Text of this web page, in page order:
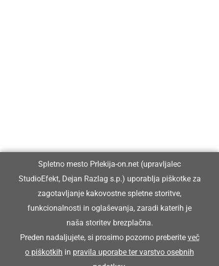
Glavni in odgovorni urednik:
Dejan Razlag
info@prlekija-on.net
Spletno mesto Prlekija-on.net (upravljalec
StudioEfekt, Dejan Razlag s.p.) uporablja piškotke za
zagotavljanje kakovostne spletne storitve,
funkcionalnosti in oglaševanja, zaradi katerih je
naša storitev brezplačna.
Preden nadaljujete, si prosimo pozorno preberite več
o piškotkih in pravila uporabe ter varstvo osebnih